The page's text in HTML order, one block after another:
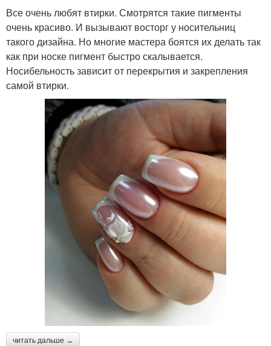
Все очень любят втирки. Смотрятся такие пигменты
очень красиво. И вызывают восторг у носительниц
такого дизайна. Но многие мастера боятся их делать так
как при носке пигмент быстро скалывается.
Носибельность зависит от перекрытия и закрепления
самой втирки.
читать дальше →